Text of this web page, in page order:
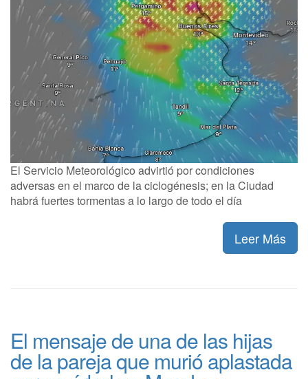
El Servicio Meteorológico advirtió por condiciones
adversas en el marco de la ciclogénesis; en la Ciudad
habrá fuertes tormentas a lo largo de todo el día
Leer Más
El mensaje de una de las hijas
de la pareja que murió aplastada